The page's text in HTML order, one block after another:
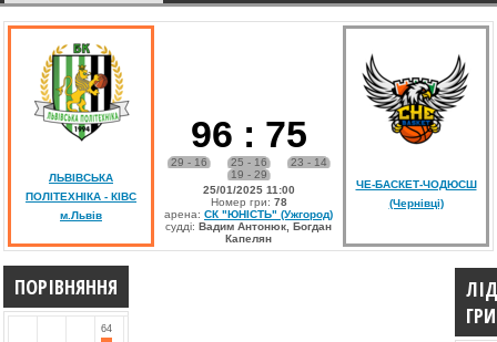
ЛЬВІВСЬКА
ПОЛІТЕХНІКА - КІВС
м.Львів
96 : 75
29 - 16 25 - 16
23 - 14
19 - 29
25/01/2025 11:00
Номер гри: 78
арена: СК "ЮНІСТЬ" (Ужгород)
судді: Вадим Антонюк, Богдан
Капелян
ЧЕ-БАСКЕТ-ЧОДЮСШ
(Чернівці)
ПОРІВНЯННЯ
64
ГРИ